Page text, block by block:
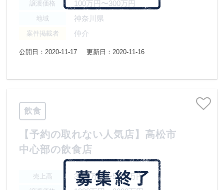
譲渡価格 100万円〜300万円
地域 神奈川県
案件掲載者 仲介
公開日：2020-11-17 更新日：2020-11-16
飲食
【予約の取れない人気店】高松市
中心部の飲食店
売上高 3000万円〜5000万円